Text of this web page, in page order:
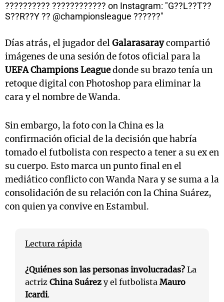
?????????? ???????????? on Instagram: "G??L??T??
S??R??Y ?? @championsleague ??????"
Días atrás, el jugador delGalarasaraycompartió
imágenes de una sesión de fotos oficial para la
UEFA Champions Leaguedonde su brazo tenía un
retoque digital con Photoshop para eliminar la
cara y el nombre de Wanda.
Sin embargo, la foto con la China es la
confirmación oficial de la decisión que habría
tomado el futbolista con respecto a tener a su ex en
su cuerpo. Esto marca un punto final en el
mediático conflicto con Wanda Nara y se suma a la
consolidación de su relación con la China Suárez,
con quien ya convive en Estambul.
Lectura rápida
¿Quiénes son las personas involucradas? La
actriz China Suárez y el futbolista Mauro
Icardi.